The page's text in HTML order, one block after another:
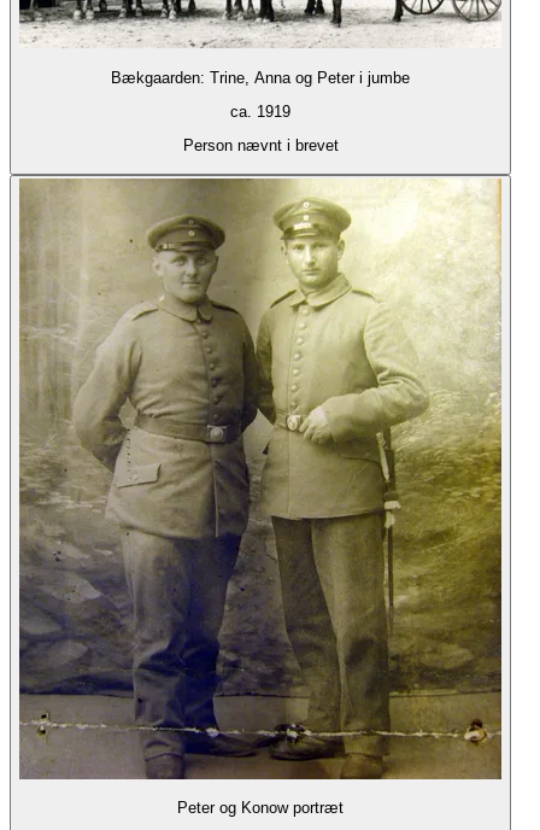
Bækgaarden: Trine, Anna og Peter i jumbe
ca. 1919
Person nævnt i brevet
Peter og Konow portræt